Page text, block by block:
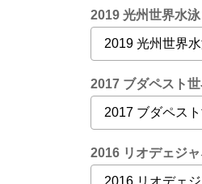
2019 光州世界水泳
2017 ブダペスト
2016 リオデェジ